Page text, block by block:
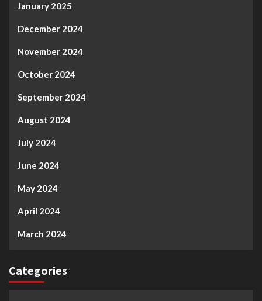
January 2025
December 2024
November 2024
October 2024
September 2024
August 2024
July 2024
June 2024
May 2024
April 2024
March 2024
Categories